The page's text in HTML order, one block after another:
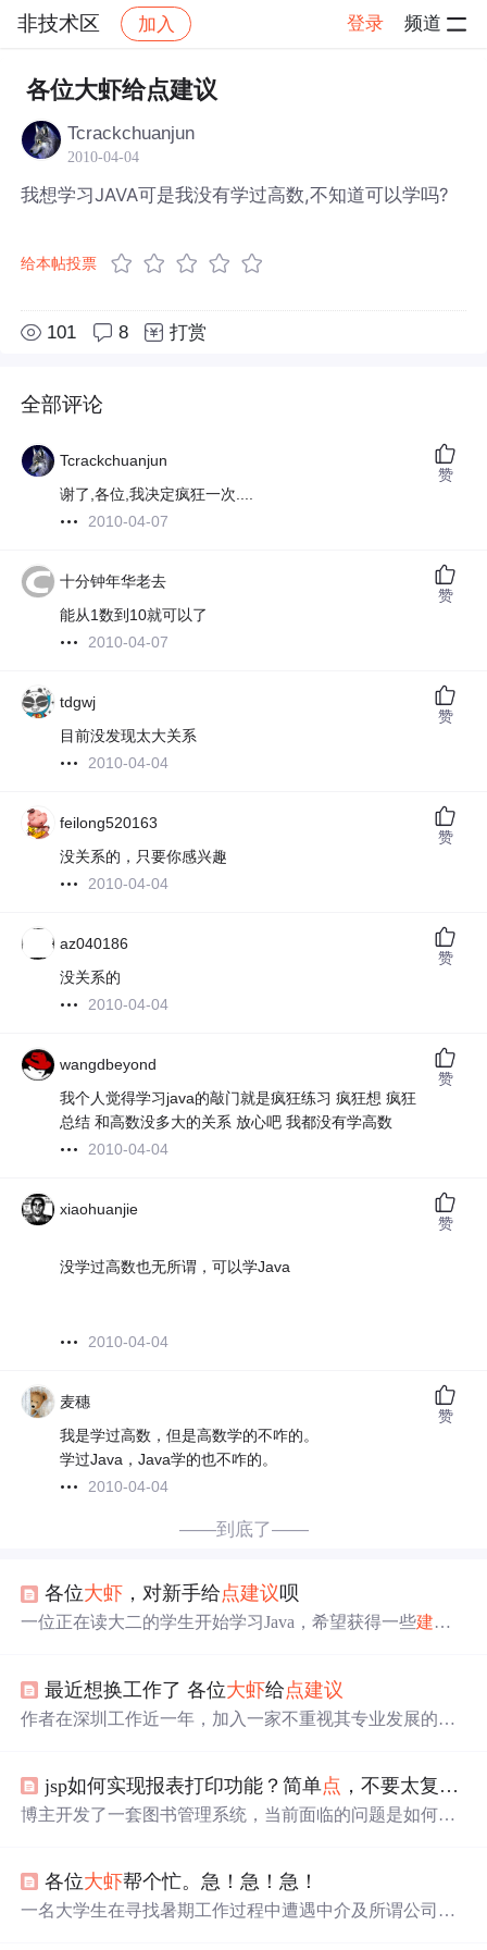
非技术区 加入 登录 频道
社区 非技术区 帖子详情
各位大虾给点建议
Tcrackchuanjun
2010-04-04
我想学习JAVA可是我没有学过高数,不知道可以学吗?
给本帖投票
101 8 打赏
全部评论
Tcrackchuanjun
谢了,各位,我决定疯狂一次....
2010-04-07
赞
十分钟年华老去
能从1数到10就可以了
2010-04-07
赞
tdgwj
目前没发现太大关系
2010-04-04
赞
feilong520163
没关系的，只要你感兴趣
2010-04-04
赞
az040186
没关系的
2010-04-04
赞
wangdbeyond
我个人觉得学习java的敲门就是疯狂练习 疯狂想 疯狂
总结 和高数没多大的关系 放心吧 我都没有学高数
2010-04-04
赞
xiaohuanjie
没学过高数也无所谓，可以学Java
2010-04-04
赞
麦穗
我是学过高数，但是高数学的不咋的。
学过Java，Java学的也不咋的。
2010-04-04
赞
——到底了——
各位大虾 ，对新手给点建议呗
一位正在读大二的学生开始学习Java，希望获得一些建议
最近想换工作了 各位大虾给点建议
作者在深圳工作近一年，加入一家不重视其专业发展的公
jsp如何实现报表打印功能？简单点 ，不要太复杂的。在此先谢谢各位
博主开发了一套图书管理系统，当前面临的问题是如何实
各位大虾帮个忙。急！急！急！
一名大学生在寻找暑期工作过程中遭遇中介及所谓公司的